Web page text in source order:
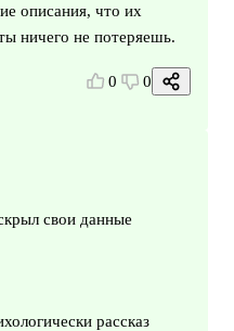
описания, что их
ничего не потеряешь.
0 0
свои данные
рассказ